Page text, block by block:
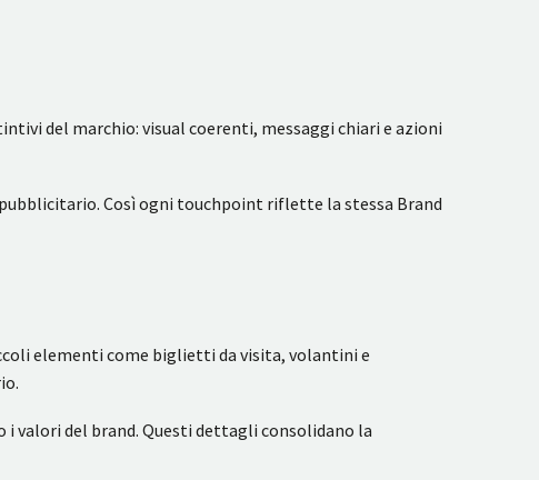
del marchio: visual coerenti, messaggi chiari e azioni
Così ogni touchpoint riflette la stessa Brand
elementi come biglietti da visita, volantini e
valori del brand. Questi dettagli consolidano la